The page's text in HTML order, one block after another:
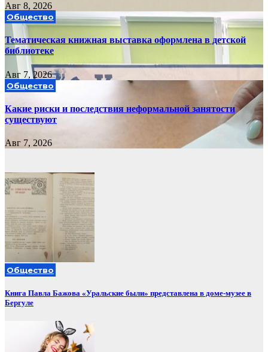
Авг 8, 2026
Общество
Тематическая книжная выставка оформлена в детской
библиотеке
Авг 7, 2026
Общество
Какие риски и последствия неформальной занятости
существуют
Авг 7, 2026
Общество
Книга Павла Бажова «Уральские были» представлена в доме-музее в
Бергуле